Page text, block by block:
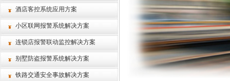
酒店客控系统应用方案
小区联网报警系统解决方案
连锁店报警联动监控解决方案
别墅防盗报警系统解决方案
铁路交通安全事故解决方案